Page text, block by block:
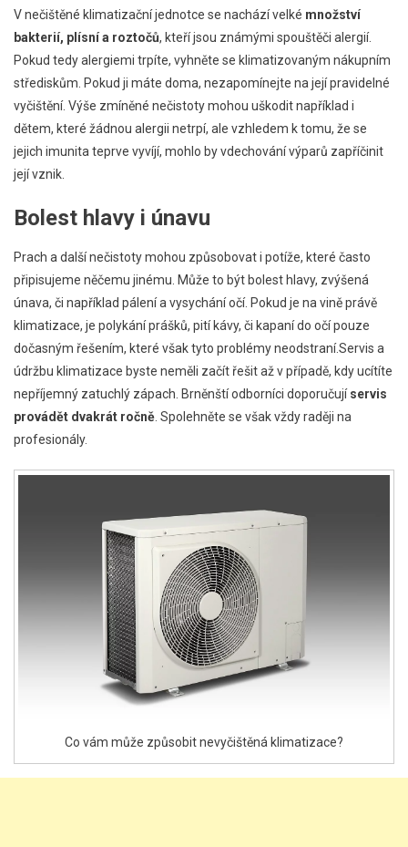
V nečištěné klimatizační jednotce se nachází velké množství
bakterií, plísní a roztočů, kteří jsou známými spouštěči alergií.
Pokud tedy alergiemi trpíte, vyhněte se klimatizovaným nákupním
střediskům. Pokud ji máte doma, nezapomínejte na její pravidelné
vyčištění. Výše zmíněné nečistoty mohou uškodit například i
dětem, které žádnou alergii netrpí, ale vzhledem k tomu, že se
jejich imunita teprve vyvíjí, mohlo by vdechování výparů zapříčinit
její vznik.
Bolest hlavy i únavu
Prach a další nečistoty mohou způsobovat i potíže, které často
připisujeme něčemu jinému. Může to být bolest hlavy, zvýšená
únava, či například pálení a vysychání očí. Pokud je na vině právě
klimatizace, je polykání prášků, pití kávy, či kapaní do očí pouze
dočasným řešením, které však tyto problémy neodstraní.Servis a
údržbu klimatizace byste neměli začít řešit až v případě, kdy ucítíte
nepříjemný zatuchlý zápach. Brněnští odborníci doporučujíservis
provádět dvakrát ročně . Spolehněte se však vždy raději na
profesionály.
Co vám může způsobit nevyčištěná klimatizace?